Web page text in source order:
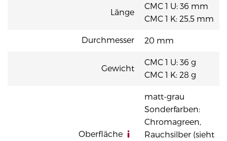
Länge
CMC 1 U: 36 mm
CMC 1 K: 25,5 mm
Durchmesser 20 mm
Gewicht
CMC 1 U: 36 g
CMC 1 K: 28 g
Oberfläche
matt-grau
Sonderfarben:
Chromagreen,
Rauchsilber (sieht